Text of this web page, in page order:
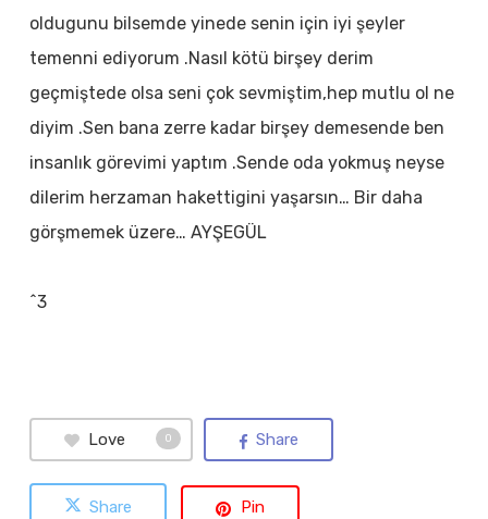
oldugunu bilsemde yinede senin için iyi şeyler
temenni ediyorum .Nasıl kötü birşey derim
geçmiştede olsa seni çok sevmiştim,hep mutlu ol ne
diyim .Sen bana zerre kadar birşey demesende ben
insanlık görevimi yaptım .Sende oda yokmuş neyse
dilerim herzaman hakettigini yaşarsın… Bir daha
görşmemek üzere… AYŞEGÜL
^3
Love 0 Share
Share Pin